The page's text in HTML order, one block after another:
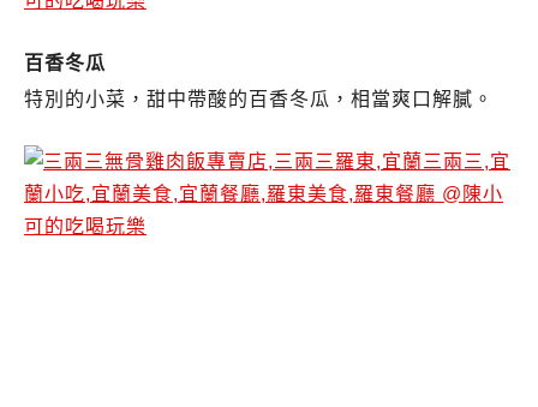
百香冬瓜
特別的小菜，甜中帶酸的百香冬瓜，相當爽口解膩。